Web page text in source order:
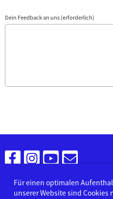
Für einen optimalen
unserer Website sind Cookies
Dein Feedback an uns (erforderlich)